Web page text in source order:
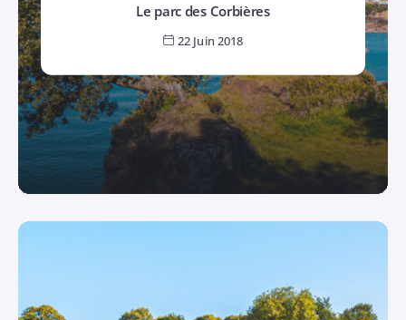
Le parc des Corbières
22 Juin 2018